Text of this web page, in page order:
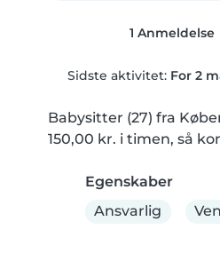
1 Anmeldelse
Sidste aktivitet: For 2
Babysitter (27) fra
150,00 kr. i timen, så
Egenskaber
Ansvarlig